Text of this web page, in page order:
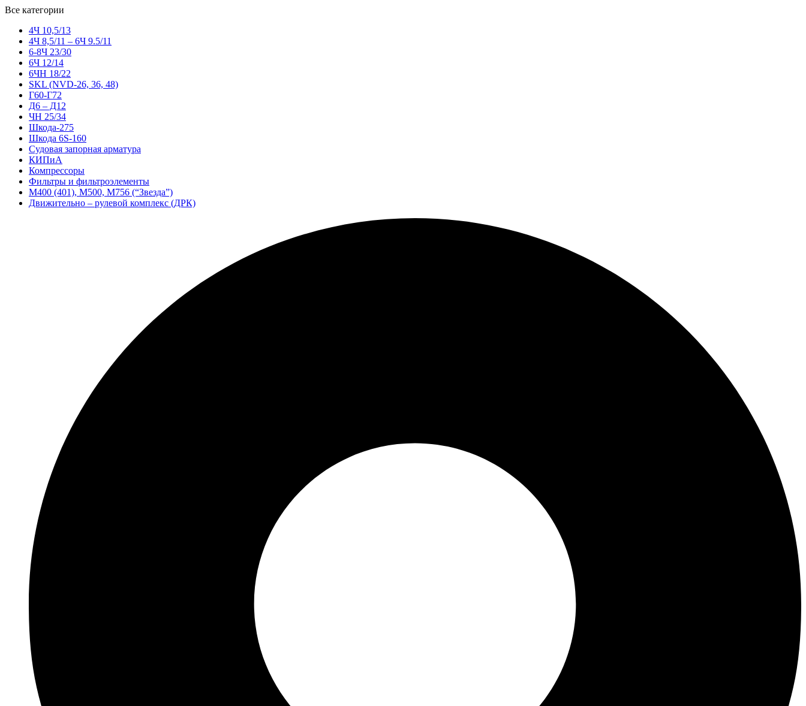
Все категории
4Ч 10,5/13
4Ч 8,5/11 – 6Ч 9.5/11
6-8Ч 23/30
6Ч 12/14
6ЧН 18/22
SKL (NVD-26, 36, 48)
Г60-Г72
Д6 – Д12
ЧН 25/34
Шкода-275
Шкода 6S-160
Судовая запорная арматура
КИПиА
Компрессоры
Фильтры и фильтроэлементы
М400 (401), М500, М756 (“Звезда”)
Движительно – рулевой комплекс (ДРК)